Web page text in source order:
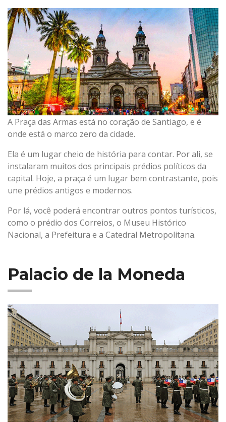
A Praça das Armas está no coração de Santiago, e é
onde está o marco zero da cidade.
Ela é um lugar cheio de história para contar. Por ali, se
instalaram muitos dos principais prédios políticos da
capital. Hoje, a praça é um lugar bem contrastante, pois
une prédios antigos e modernos.
Por lá, você poderá encontrar outros pontos turísticos,
como o prédio dos Correios, o Museu Histórico
Nacional, a Prefeitura e a Catedral Metropolitana.
Palacio de la Moneda